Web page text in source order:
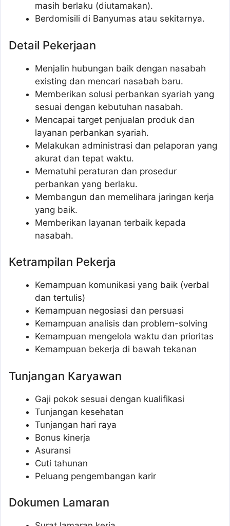
masih berlaku (diutamakan).
Berdomisili di Banyumas atau sekitarnya.
Detail Pekerjaan
Menjalin hubungan baik dengan nasabah
existing dan mencari nasabah baru.
Memberikan solusi perbankan syariah yang
sesuai dengan kebutuhan nasabah.
Mencapai target penjualan produk dan
layanan perbankan syariah.
Melakukan administrasi dan pelaporan yang
akurat dan tepat waktu.
Mematuhi peraturan dan prosedur
perbankan yang berlaku.
Membangun dan memelihara jaringan kerja
yang baik.
Memberikan layanan terbaik kepada
nasabah.
Ketrampilan Pekerja
Kemampuan komunikasi yang baik (verbal
dan tertulis)
Kemampuan negosiasi dan persuasi
Kemampuan analisis dan problem-solving
Kemampuan mengelola waktu dan prioritas
Kemampuan bekerja di bawah tekanan
Tunjangan Karyawan
Gaji pokok sesuai dengan kualifikasi
Tunjangan kesehatan
Tunjangan hari raya
Bonus kinerja
Asuransi
Cuti tahunan
Peluang pengembangan karir
Dokumen Lamaran